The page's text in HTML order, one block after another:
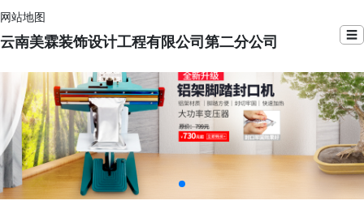
网站地图
云南美霖装饰设计工程有限公司第二分公司 ☰